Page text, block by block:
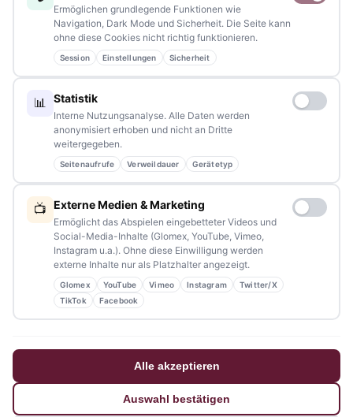
Lesern bleiben wir am Puls der Zeit.
Partnerschaften: info@tennews.de
NAVIGATION
Home
Stellenanzeigen
Datenschutzerklärung
Barrierefreiheitserklärung
Ermöglichen grundlegende Funktionen wie
Navigation, Dark Mode und Sicherheit. Die Seite kann
ohne diese Cookies nicht richtig funktionieren.
Session Einstellungen Sicherheit
📊 Statistik
Interne Nutzungsanalyse. Alle Daten werden
anonymisiert erhoben und nicht an Dritte
weitergegeben.
Seitenaufrufe Verweildauer Gerätetyp
📺 Externe Medien & Marketing
Ermöglicht das Abspielen eingebetteter Videos und
Social-Media-Inhalte (Glomex, YouTube, Vimeo,
Instagram u.a.). Ohne diese Einwilligung werden
externe Inhalte nur als Platzhalter angezeigt.
Glomex YouTube Vimeo Instagram
Twitter/X
TikTok
Facebook
Alle akzeptieren
Auswahl bestätigen